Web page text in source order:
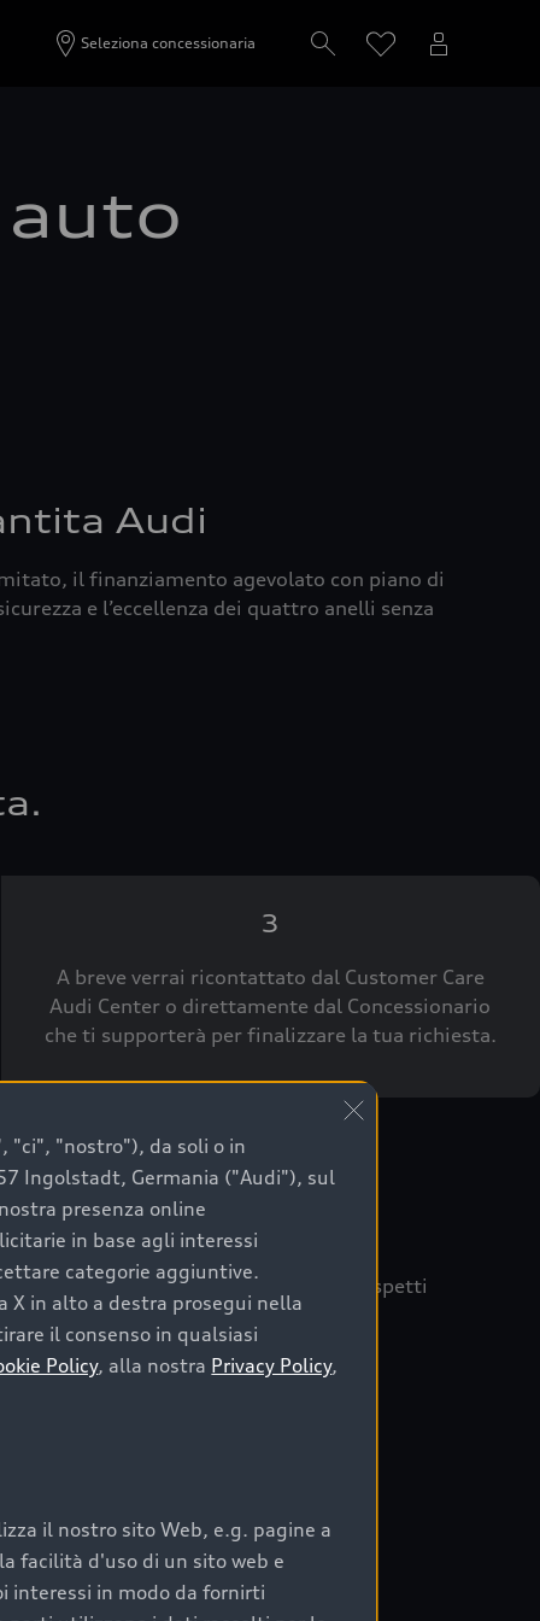
Seleziona concessionaria
Audi
il finanziamento agevolato con piano di
e l’eccellenza dei quattro anelli senza
3
A breve verrai ricontattato dal Customer Care
Audi Center o direttamente dal Concessionario
che ti supporterà per finalizzare la tua richiesta.
sicuro, è essenziale considerare aspetti
Prima Scelta :plus
nel tempo;
"ci", "nostro"), da soli o in
Ingolstadt, Germania ("Audi"), sul
presenza online
in base agli interessi
categorie aggiuntive.
in alto a destra prosegui nella
il consenso in qualsiasi
Policy, alla nostra Privacy Policy,
il nostro sito Web, e.g. pagine a
facilità d'uso di un sito web e
interessi in modo da fornirti